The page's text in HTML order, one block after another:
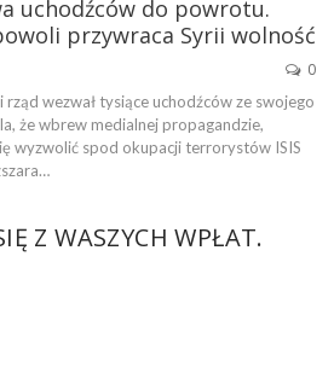
uchodźców do powrotu.
przywraca Syrii wolność
0
wezwał tysiące uchodźców ze swojego
że wbrew medialnej propagandzie,
wyzwolić spod okupacji terrorystów ISIS
Z WASZYCH WPŁAT.